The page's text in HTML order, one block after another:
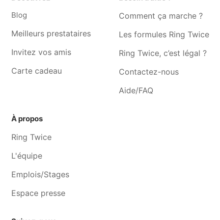
Blog
Meilleurs prestataires
Invitez vos amis
Carte cadeau
Comment ça marche ?
Les formules Ring Twice
Ring Twice, c’est légal ?
Contactez-nous
Aide/FAQ
À propos
Ring Twice
L'équipe
Emplois/Stages
Espace presse